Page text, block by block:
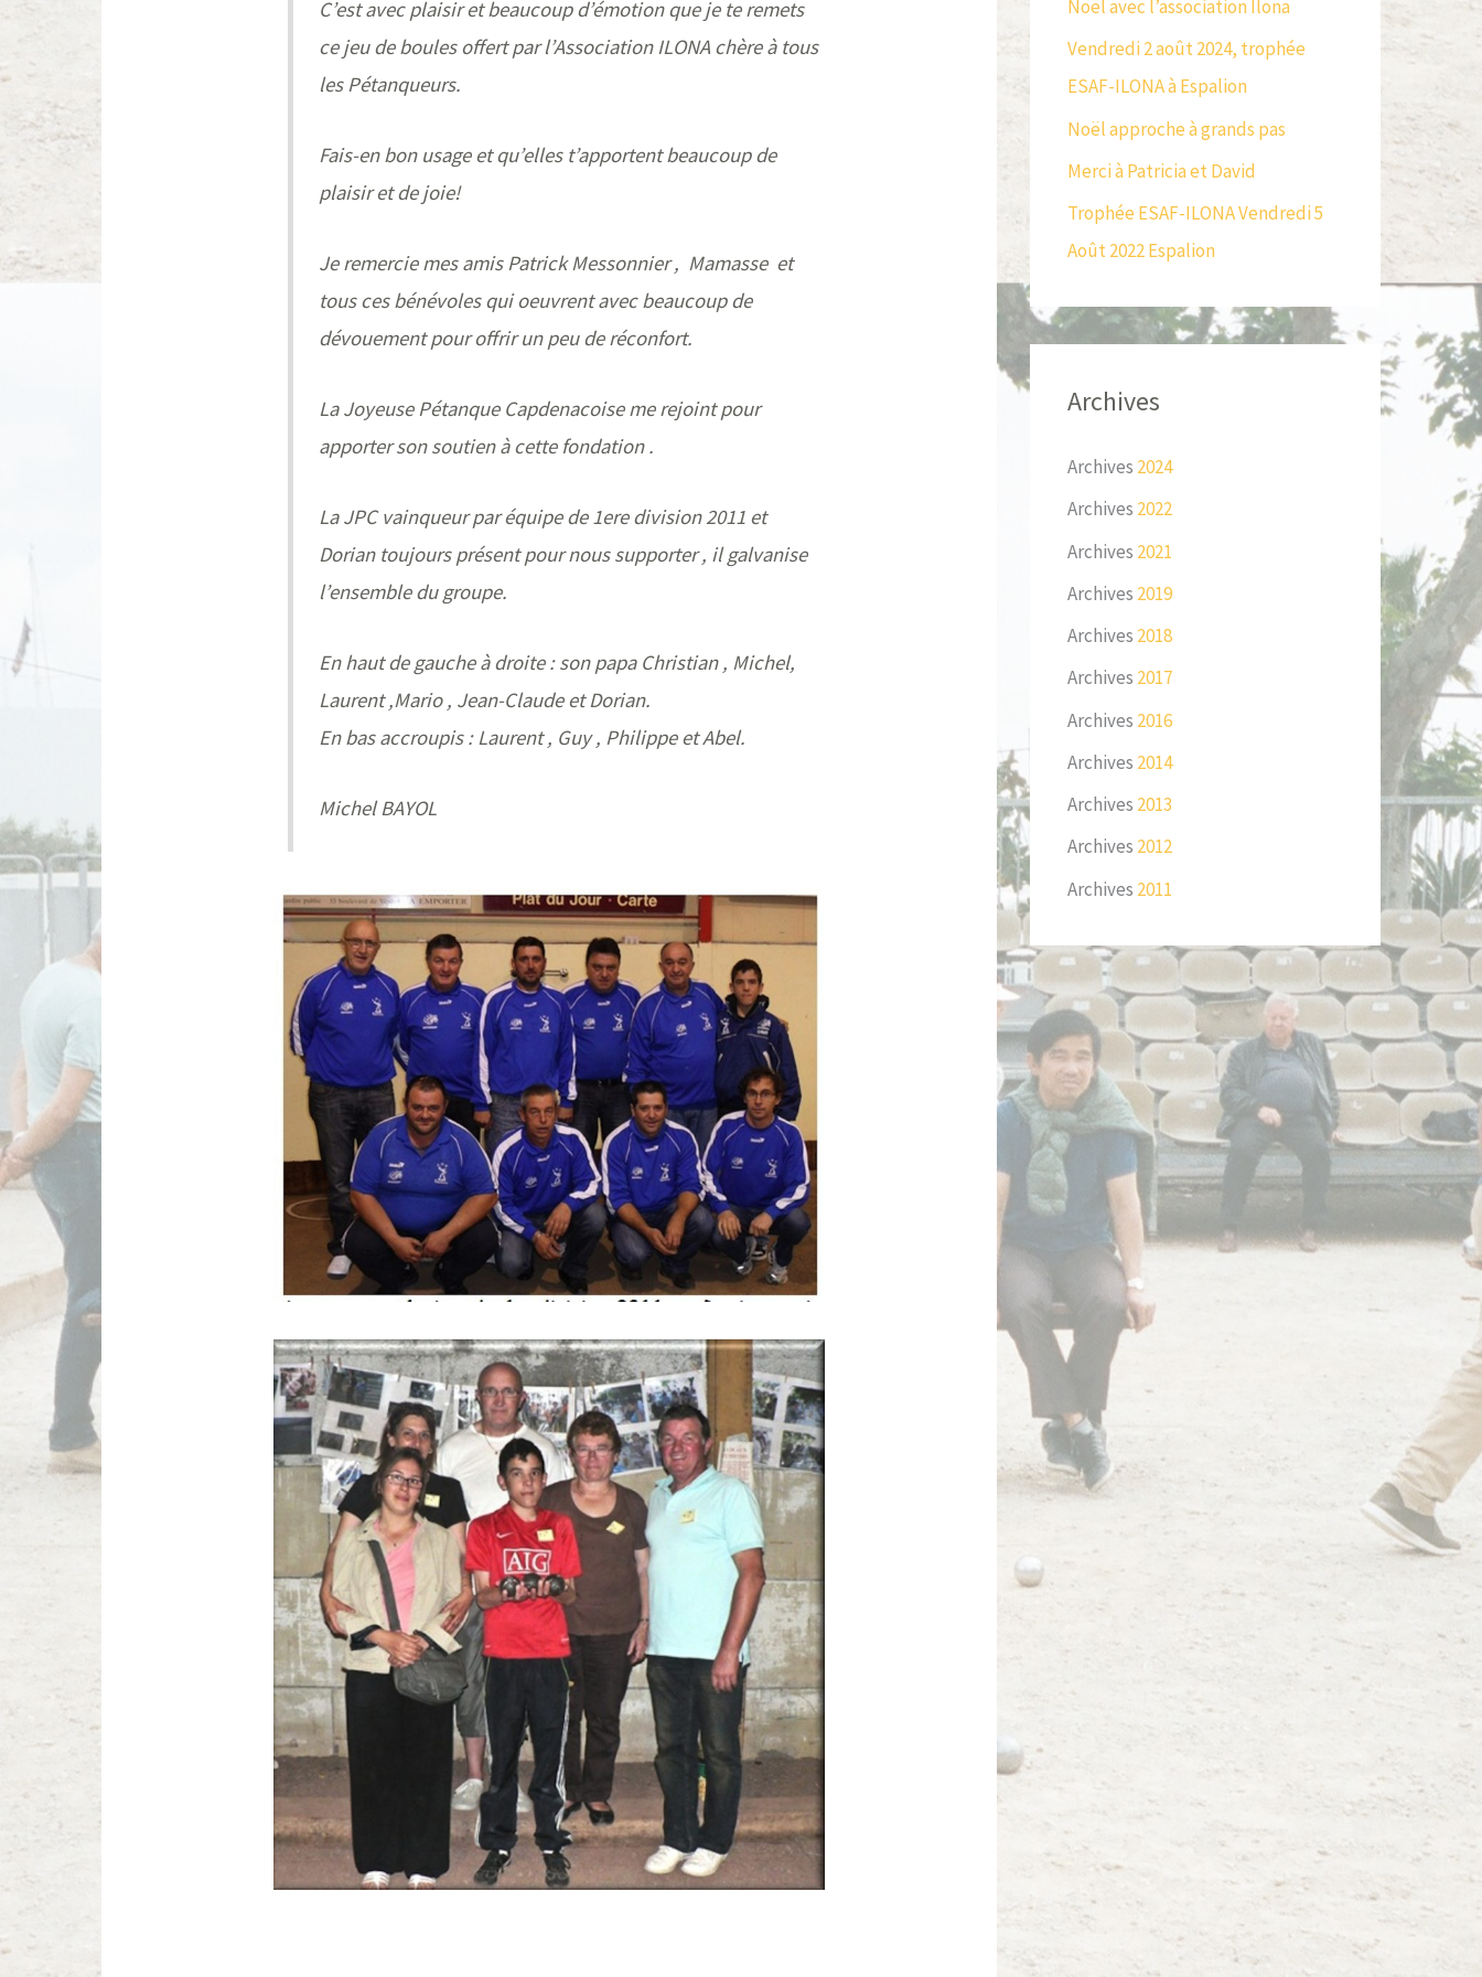
C’est avec plaisir et beaucoup d’émotion que je te remets
ce jeu de boules offert par l’Association ILONA chère à tous
les Pétanqueurs.
Fais-en bon usage et qu’elles t’apportent beaucoup de
plaisir et de joie!
Je remercie mes amis Patrick Messonnier , Mamasse et
tous ces bénévoles qui oeuvrent avec beaucoup de
dévouement pour offrir un peu de réconfort.
La Joyeuse Pétanque Capdenacoise me rejoint pour
apporter son soutien à cette fondation .
La JPC vainqueur par équipe de 1ere division 2011 et
Dorian toujours présent pour nous supporter , il galvanise
l’ensemble du groupe.
En haut de gauche à droite : son papa Christian , Michel,
Laurent ,Mario , Jean-Claude et Dorian.
En bas accroupis : Laurent , Guy , Philippe et Abel.
Michel BAYOL
c
h
e
r
:
Noël avec l’association Ilona
Vendredi 2 août 2024, trophée
ESAF-ILONA à Espalion
Noël approche à grands pas
Merci à Patricia et David
Trophée ESAF-ILONA Vendredi 5
Août 2022 Espalion
Archives
Archives 2024
Archives 2022
Archives 2021
Archives 2019
Archives 2018
Archives 2017
Archives 2016
Archives 2014
Archives 2013
Archives 2012
Archives 2011